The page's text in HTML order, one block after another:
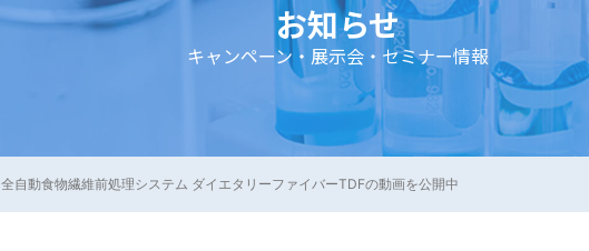
お知らせ
キャンペーン・展示会・セミナー情報
全自動食物繊維前処理システム ダイエタリーファイバーTDFの動画を公開中